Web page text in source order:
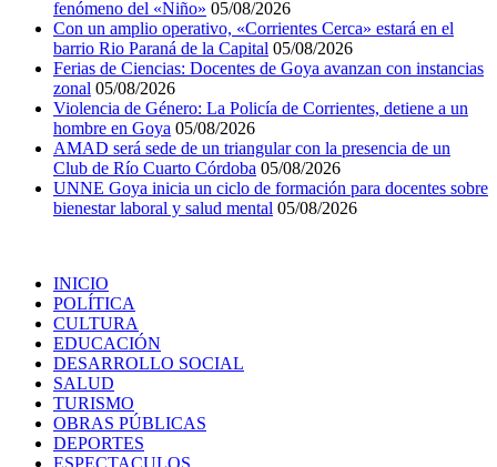
fenómeno del «Niño» 05/08/2026
Con un amplio operativo, «Corrientes Cerca» estará en el
barrio Rio Paraná de la Capital 05/08/2026
Ferias de Ciencias: Docentes de Goya avanzan con instancias
zonal 05/08/2026
Violencia de Género: La Policía de Corrientes, detiene a un
hombre en Goya 05/08/2026
AMAD será sede de un triangular con la presencia de un
Club de Río Cuarto Córdoba 05/08/2026
UNNE Goya inicia un ciclo de formación para docentes sobre
bienestar laboral y salud mental 05/08/2026
INICIO
POLÍTICA
CULTURA
EDUCACIÓN
DESARROLLO SOCIAL
SALUD
TURISMO
OBRAS PÚBLICAS
DEPORTES
ESPECTACULOS